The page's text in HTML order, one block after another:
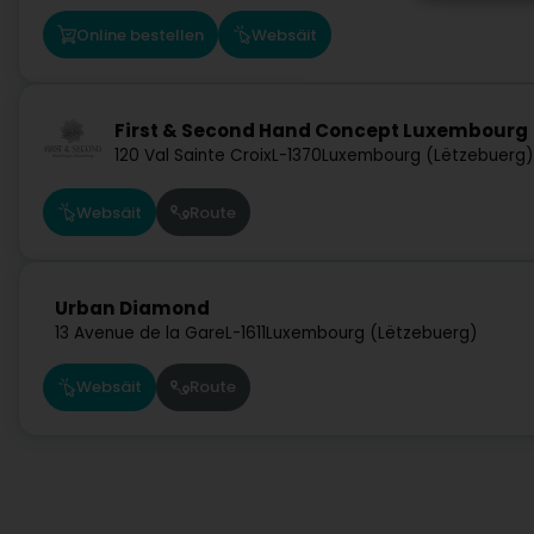
Online bestellen Websäit
First & Second Hand Concept Luxembourg
120 Val Sainte CroixL-1370Luxembourg (Lëtzebuerg)
Websäit Route
Urban Diamond
13 Avenue de la GareL-1611Luxembourg (Lëtzebuerg)
Websäit Route